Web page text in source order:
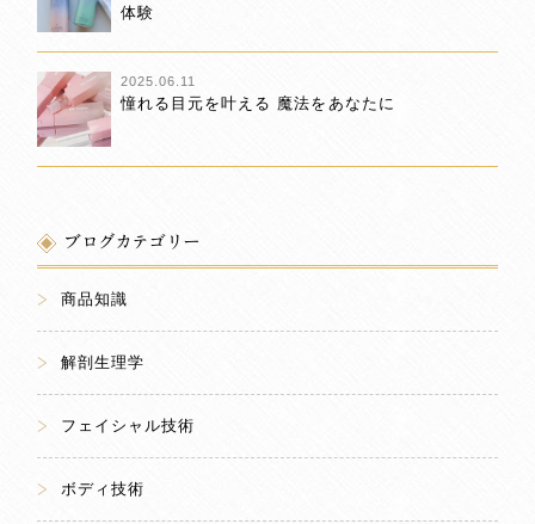
体験
2025.06.11
憧れる目元を叶える 魔法をあなたに
ブログカテゴリー
商品知識
解剖生理学
フェイシャル技術
ボディ技術